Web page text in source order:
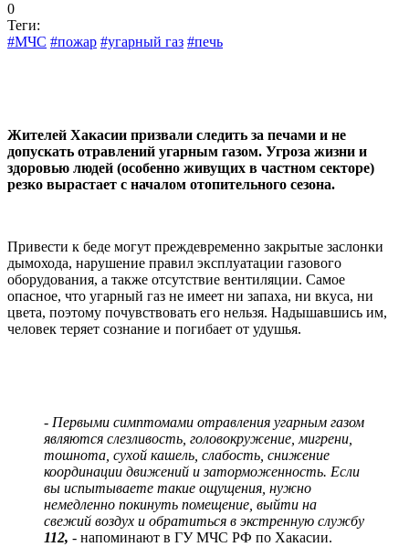
0
Теги:
#МЧС #пожар #угарный газ #печь
Жителей Хакасии призвали следить за печами и не
допускать отравлений угарным газом. Угроза жизни и
здоровью людей (особенно живущих в частном секторе)
резко вырастает с началом отопительного сезона.
Привести к беде могут преждевременно закрытые заслонки
дымохода, нарушение правил эксплуатации газового
оборудования, а также отсутствие вентиляции. Самое
опасное, что угарный газ не имеет ни запаха, ни вкуса, ни
цвета, поэтому почувствовать его нельзя. Надышавшись им,
человек теряет сознание и погибает от удушья.
- Первыми симптомами отравления угарным газом
являются слезливость, головокружение, мигрени,
тошнота, сухой кашель, слабость, снижение
координации движений и заторможенность. Если
вы испытываете такие ощущения, нужно
немедленно покинуть помещение, выйти на
свежий воздух и обратиться в экстренную службу
112, - напоминают в ГУ МЧС РФ по Хакасии.